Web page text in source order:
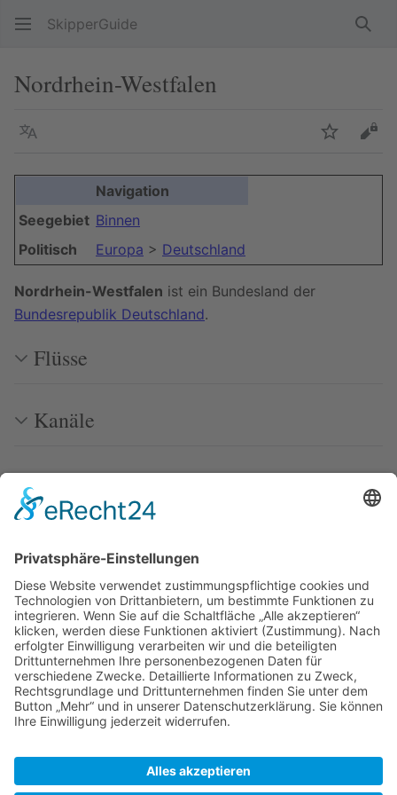
SkipperGuide
Nordrhein-Westfalen
Sprache
Navigation
Seegebiet Binnen
Politisch
Europa > Deutschland
Nordrhein-Westfalen ist ein Bundesland der
Bundesrepublik Deutschland.
Flüsse
Kanäle
Seen
Weblinks
Zuletzt bearbeitet vor 7 JahrenvonKannix
Kannix,Starky